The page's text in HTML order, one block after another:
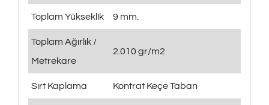
Toplam Yükseklik 9 mm.
Toplam Ağırlık /
Metrekare
2.010 gr/m2
Sırt Kaplama Kontrat Keçe Taban